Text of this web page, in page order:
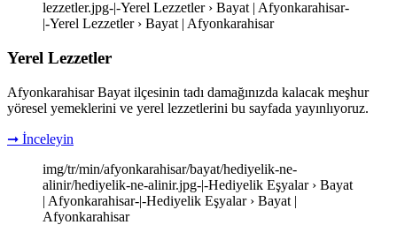
lezzetler.jpg-|-Yerel Lezzetler › Bayat | Afyonkarahisar-
|-Yerel Lezzetler › Bayat | Afyonkarahisar
Yerel Lezzetler
Afyonkarahisar Bayat ilçesinin tadı damağınızda kalacak meşhur
yöresel yemeklerini ve yerel lezzetlerini bu sayfada yayınlıyoruz.
➞ İnceleyin
img/tr/min/afyonkarahisar/bayat/hediyelik-ne-
alinir/hediyelik-ne-alinir.jpg-|-Hediyelik Eşyalar › Bayat
| Afyonkarahisar-|-Hediyelik Eşyalar › Bayat |
Afyonkarahisar